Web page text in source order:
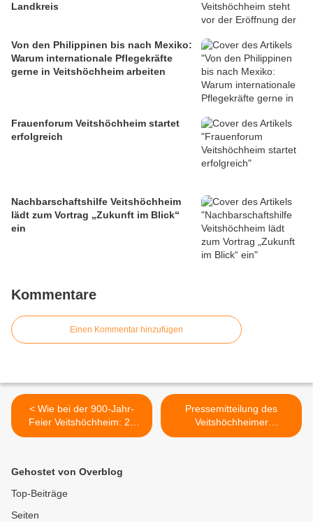
Landkreis
Von den Philippinen bis nach Mexiko:
Warum internationale Pflegekräfte
gerne in Veitshöchheim arbeiten
Frauenforum Veitshöchheim startet
erfolgreich
Nachbarschaftshilfe Veitshöchheim
lädt zum Vortrag „Zukunft im Blick“
ein
Kommentare
Einen Kommentar hinzufügen
< Wie bei der 900-Jahr-
Feier Veitshöchheim: 22
Jahre später führt die
Pressemitteilung des
Veitshöchheimer
Gemeinderats Günter
Gehostet von Overblog
Top-Beiträge
Seiten